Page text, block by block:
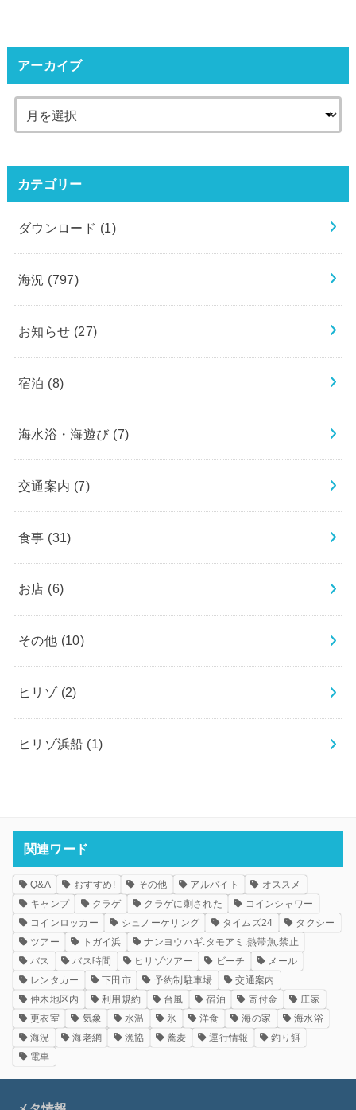
アーカイブ
カテゴリー
ダウンロード (1)
海況 (797)
お知らせ (27)
宿泊 (8)
海水浴・海遊び (7)
交通案内 (7)
食事 (31)
お店 (6)
その他 (10)
ヒリゾ (2)
ヒリゾ浜船 (1)
関連ワード
Q&A おすすめ! その他 アルバイト
オススメ
キャンプ
クラゲ クラゲに刺された
コインシャワー
コインロッカー
シュノーケリング タイムズ24
タクシー
ツアー
トガイ浜
ナンヨウハギ.タモアミ.熱帯魚.禁止
バス
バス時間 ヒリゾツアー ビーチ
メール
レンタカー
下田市 予約制駐車場
交通案内
仲木地区内
利用規約 台風 宿泊 寄付金
庄家
更衣室
気象 水温 氷 洋食 海の家
海水浴
海況
海老網 漁協 蕎麦 運行情報
釣り餌
電車